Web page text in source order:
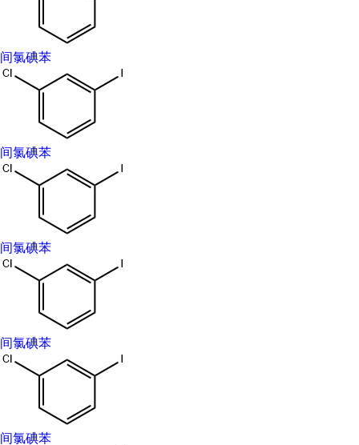
P305+P351+P338+P337+P313
危险品标志：Xi
危险类别码：36/37/38
安全说明：24/25
TSCA：T
HazardClass：IRRITANT
海关编码：29039990
间氯碘苯
间氯碘苯
间氯碘苯
间氯碘苯
间氯碘苯